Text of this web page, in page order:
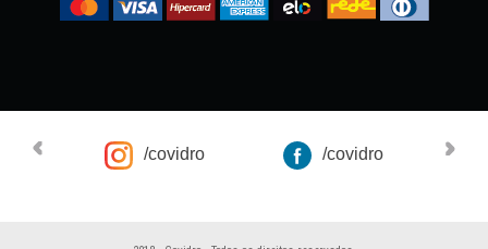
/covidro /covidro